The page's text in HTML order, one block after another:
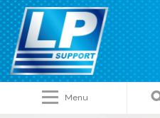
Menu